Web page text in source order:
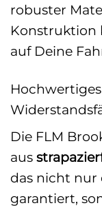
robuster
Konstruktion
auf Deine
Die FLM
aus
das nicht nur
garantiert,